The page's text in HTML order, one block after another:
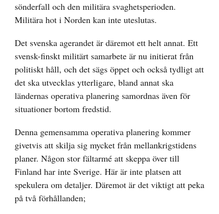
sönderfall och den militära svaghetsperioden.
Militära hot i Norden kan inte uteslutas.
Det svenska agerandet är däremot ett helt annat. Ett
svensk-finskt militärt samarbete är nu initierat från
politiskt håll, och det sägs öppet och också tydligt att
det ska utvecklas ytterligare, bland annat ska
ländernas operativa planering samordnas även för
situationer bortom fredstid.
Denna gemensamma operativa planering kommer
givetvis att skilja sig mycket från mellankrigstidens
planer. Någon stor fältarmé att skeppa över till
Finland har inte Sverige. Här är inte platsen att
spekulera om detaljer. Däremot är det viktigt att peka
på två förhållanden;